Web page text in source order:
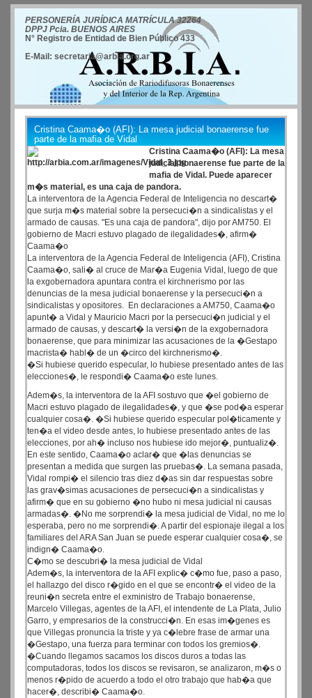
PERSONERÍA JURÍDICA MATRÍCULA 32264
DPPJ Pcia. BUENOS AIRES
N° Registro de Entidad de Bien Público 433
E-Mail: secretaria@arbia.org.ar
Cristina Caama�o (AFI): La mesa judicial bonaerense fue
parte de la mafia de Vidal
Cristina Caama�o (AFI): La mesa
judicial bonaerense fue parte de la
mafia de Vidal. Puede aparecer
m�s material, es una caja de pandora.
La interventora de la Agencia Federal de Inteligencia no descart�
que surja m�s material sobre la persecuci�n a sindicalistas y el
armado de causas. "Es una caja de pandora", dijo por AM750. El
gobierno de Macri estuvo plagado de ilegalidades�, afirm�
Caama�o
La interventora de la Agencia Federal de Inteligencia (AFI), Cristina
Caama�o, sali� al cruce de Mar�a Eugenia Vidal, luego de que
la exgobernadora apuntara contra el kirchnerismo por las
denuncias de la mesa judicial bonaerense y la persecuci�n a
sindicalistas y opositores. En declaraciones a AM750, Caama�o
apunt� a Vidal y Mauricio Macri por la persecuci�n judicial y el
armado de causas, y descart� la versi�n de la exgobernadora
bonaerense, que para minimizar las acusaciones de la �Gestapo
macrista� habl� de un �circo del kirchnerismo�.
�Si hubiese querido especular, lo hubiese presentado antes de las
elecciones�, le respondi� Caama�o este lunes.
Adem�s, la interventora de la AFI sostuvo que �el gobierno de
Macri estuvo plagado de ilegalidades�, y que �se pod�a esperar
cualquier cosa�. �Si hubiese querido especular pol�ticamente y
ten�a el video desde antes, lo hubiese presentado antes de las
elecciones, por ah� incluso nos hubiese ido mejor�, puntualiz�.
En este sentido, Caama�o aclar� que �las denuncias se
presentan a medida que surgen las pruebas�. La semana pasada,
Vidal rompi� el silencio tras diez d�as sin dar respuestas sobre
las grav�simas acusaciones de persecuci�n a sindicalistas y
afirm� que en su gobierno �no hubo ni mesa judicial ni causas
armadas�. �No me sorprendi� la mesa judicial de Vidal, no me lo
esperaba, pero no me sorprendi�. A partir del espionaje ilegal a los
familiares del ARA San Juan se puede esperar cualquier cosa�, se
indign� Caama�o.
C�mo se descubri� la mesa judicial de Vidal
Adem�s, la interventora de la AFI explic� c�mo fue, paso a paso,
el hallazgo del disco r�gido en el que se encontr� el video de la
reuni�n secreta entre el exministro de Trabajo bonaerense,
Marcelo Villegas, agentes de la AFI, el intendente de La Plata, Julio
Garro, y empresarios de la construcci�n. En esas im�genes es
que Villegas pronuncia la triste y ya c�lebre frase de armar una
�Gestapo, una fuerza para terminar con todos los gremios�.
�Cuando llegamos sacamos los discos duros a todas las
computadoras, todos los discos se revisaron, se analizaron, m�s o
menos r�pido de acuerdo a todo el otro trabajo que hab�a que
hacer�, describi� Caama�o.